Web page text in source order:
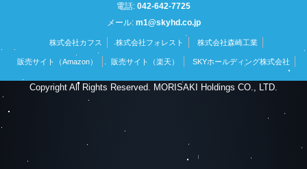
電話: 042-642-7725
メール:m1@skyhd.co.jp
株式会社カフス 株式会社フォレスト 株式会社森崎工業
販売サイト（Amazon） 販売サイト（楽天） SKYホールディング株式会社
Copyright All Rights Reserved. MORISAKI Holdings CO., LTD.